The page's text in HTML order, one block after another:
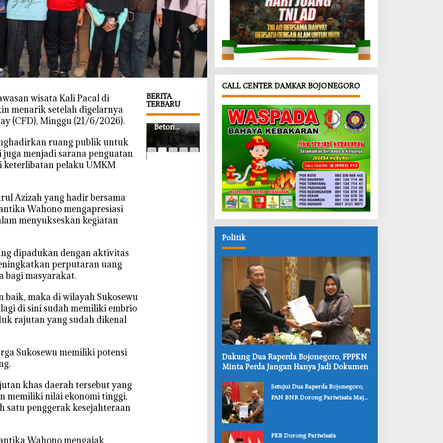
wisata Kali Pacal di
menarik setelah digelarnya
(CFD), Minggu (21/6/2026).
ruang publik untuk
menjadi sarana penguatan
keterlibatan pelaku UMKM
Azizah yang hadir bersama
Wahono mengapresiasi
menyukseskan kegiatan
dipadukan dengan aktivitas
perputaran uang
bagi masyarakat.
baik, maka di wilayah Sukosewu
di sini sudah memiliki embrio
rajutan yang sudah dikenal
Sukosewu memiliki potensi
khas daerah tersebut yang
memiliki nilai ekonomi tinggi,
satu penggerak kesejahteraan
Wahono mengajak
BERITA
TERBARU
‎Wabup
o Beri
Kabar Baik
di HUT
Baru
Segera
Dibangun
‎Jalan Cor
Beton
TMMD
Bojonegor
‎Safari KB
Gratis
Warnai
o, Bangun
SDM
Berkualita
s dari
Keluarga
‎Dinkes
dan
Satgas
TMMD
Bojonegor
o Edukasi
UMKM
Desa
Kesongo,
Waspadai
dan
‎Jalan
TMMD
Bojonegor
o Jadi
Arena
Latihan
Gerak
Jalan
Siswa SDN
Kesongo II
CALL CENTER DAMKAR BOJONEGORO
Politik
‎Dukung Dua Raperda Bojonegoro, FPPKN
Minta Perda Jangan Hanya Jadi Dokumen
‎Setujui Dua Raperda Bojonegoro,
PAN BNR Dorong Pariwisata Maju
‎PKB Dorong Pariwisata